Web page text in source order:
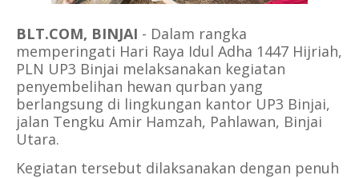
BLT.COM, BINJAI - Dalam rangka
memperingati Hari Raya Idul Adha 1447 Hijriah,
PLN UP3 Binjai melaksanakan kegiatan
penyembelihan hewan qurban yang
berlangsung di lingkungan kantor UP3 Binjai,
jalan Tengku Amir Hamzah, Pahlawan, Binjai
Utara.
Kegiatan tersebut dilaksanakan dengan penuh